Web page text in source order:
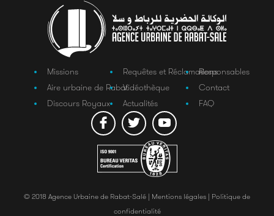
Missions
Aire urbaine de Rabat
Discours Royaux
Requêtes et Réclamations
Vidéothèque
Actualités
Responsables
Contact
FAQ
© 2018 Agence Urbaine de Rabat-Salé | Mentions légales | Politique de
confidentialité